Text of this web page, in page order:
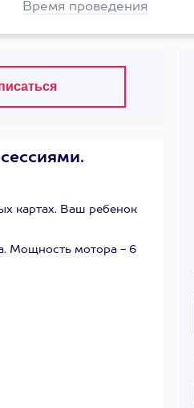
Время проведения
картах. Ваш ребенок
Мощность мотора - 6